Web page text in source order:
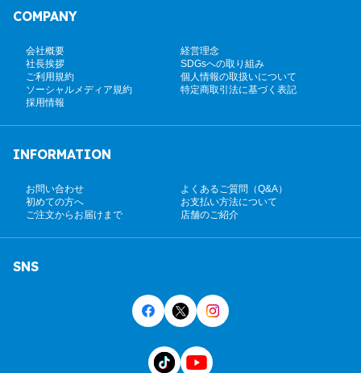
COMPANY
会社概要
経営理念
社長挨拶
SDGsへの取り組み
ご利用規約
個人情報の取扱いについて
ソーシャルメディア規約
特定商取引法に基づく表記
採用情報
INFORMATION
お問い合わせ
よくあるご質問（Q&A）
初めての方へ
お支払い方法について
ご注文からお届けまで
店舗のご紹介
SNS